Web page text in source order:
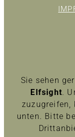
Sie sehen
Elfsight.
zuzugreifen,
unten. Bitte